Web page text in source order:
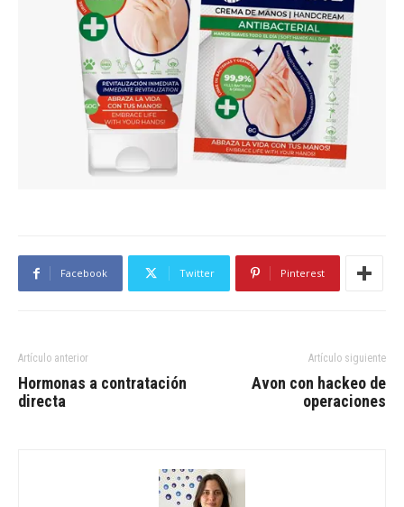
Facebook Twitter Pinterest
Artículo anterior
Hormonas a contratación
directa
Artículo siguiente
Avon con hackeo de
operaciones